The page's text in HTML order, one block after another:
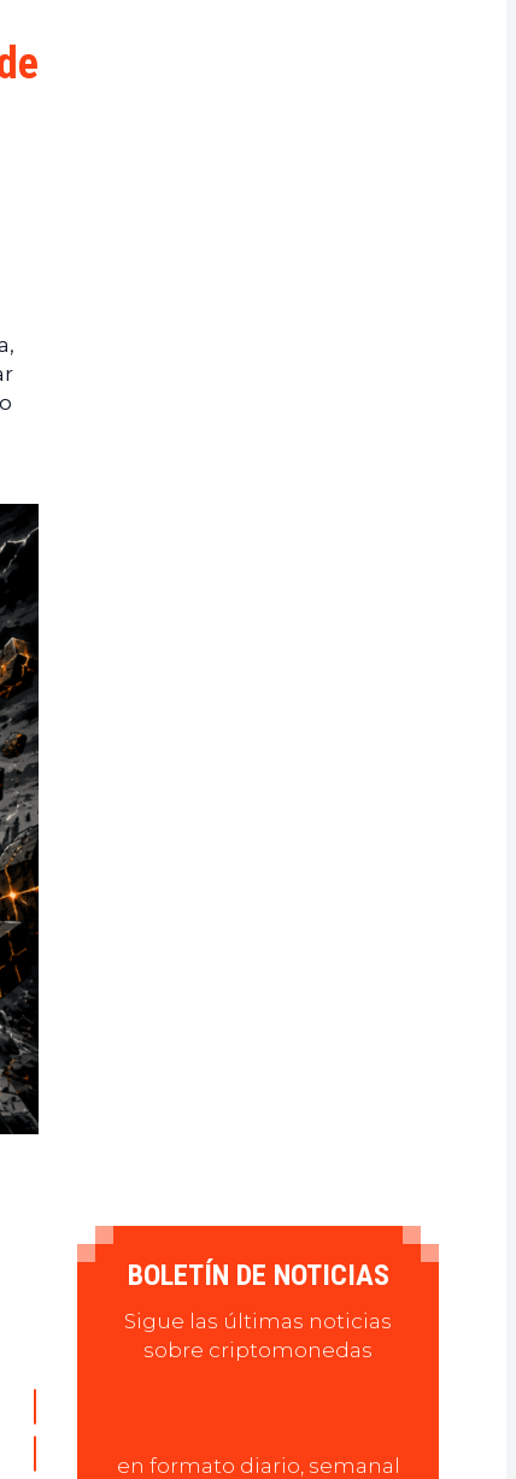
BOLETÍN DE NOTICIAS
Sigue las últimas noticias
sobre criptomonedas
en formato diario, semanal